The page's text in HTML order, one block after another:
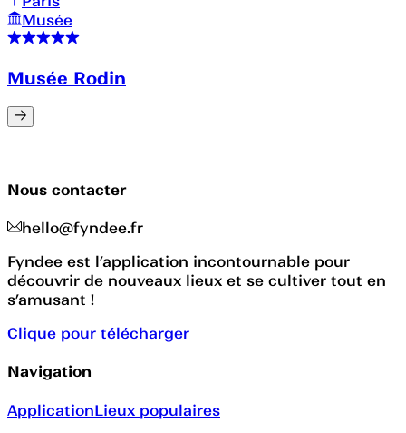
Musée
Musée Rodin
Nous contacter
hello@fyndee.fr
Fyndee est l’application incontournable pour
découvrir de nouveaux lieux et se cultiver tout en
s’amusant !
Clique pour télécharger
Navigation
ApplicationLieux populaires